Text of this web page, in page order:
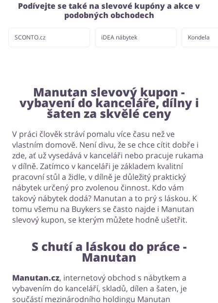
Podívejte se také na slevové kupóny a akce v
podobných obchodech
SCONTO.cz iDEA nábytek Kondela
Manutan slevový kupon -
vybavení do kanceláře, dílny i
šaten za skvělé ceny
V práci člověk stráví pomalu více času než ve
vlastním domově. Není divu, že se chce cítit dobře i
zde, ať už vysedává v kanceláři nebo pracuje rukama
v dílně. Zatímco v kanceláři je základem kvalitní
pracovní stůl a židle, v dílně je důležitý praktický
nábytek určený pro zvolenou činnost. Kdo vám
takový nábytek dodá? Manutan a to prý s láskou. K
tomu všemu na Buykers se často najde i Manutan
slevový kupon, se kterým můžete hodně ušetřit.
S chutí a láskou do práce -
Manutan
Manutan.cz, internetový obchod s nábytkem a
vybavením do kanceláří, skladů, dílen a šaten, je
součástí mezinárodního holdingu Manutan